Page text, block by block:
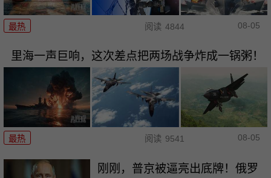
最热 阅读 4844 08-05
里海一声巨响，这次差点把两场战争炸成一锅粥！
最热 阅读 9541 08-05
刚刚，普京被逼亮出底牌！俄罗